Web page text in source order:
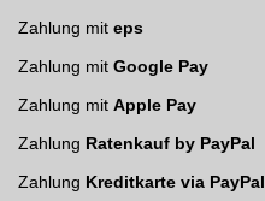
Zahlung mit eps
Zahlung mit Google Pay
Zahlung mit Apple Pay
Zahlung Ratenkauf by PayPal
Zahlung Kreditkarte via PayPal